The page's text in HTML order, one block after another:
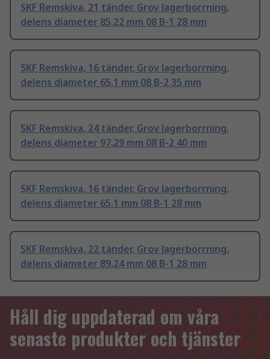
SKF Remskiva, 21 tänder, Grov lagerborrning,
delens diameter 85.22 mm 08 B-1 28 mm
SKF Remskiva, 16 tänder, Grov lagerborrning,
delens diameter 65.1 mm 08 B-2 35 mm
SKF Remskiva, 24 tänder, Grov lagerborrning,
delens diameter 97.29 mm 08 B-2 40 mm
SKF Remskiva, 16 tänder, Grov lagerborrning,
delens diameter 65.1 mm 08 B-1 28 mm
SKF Remskiva, 22 tänder, Grov lagerborrning,
delens diameter 89.24 mm 08 B-1 28 mm
Håll dig uppdaterad om våra
senaste produkter och tjänster